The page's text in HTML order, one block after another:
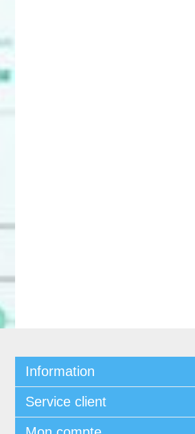
Information
Service client